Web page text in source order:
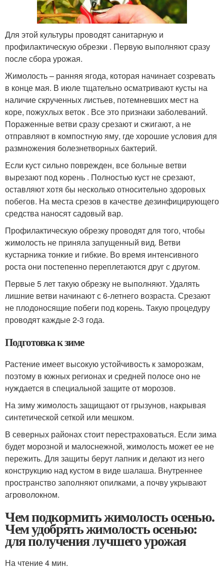
Для этой культуры проводят санитарную и
профилактическую обрезки . Первую выполняют сразу
после сбора урожая.
Жимолость – ранняя ягода, которая начинает созревать
в конце мая. В июле тщательно осматривают кусты на
наличие скрученных листьев, потемневших мест на
коре, пожухлых веток . Все это признаки заболеваний.
Пораженные ветви сразу срезают и сжигают, а не
отправляют в компостную яму, где хорошие условия для
размножения болезнетворных бактерий.
Если куст сильно поврежден, все больные ветви
вырезают под корень . Полностью куст не срезают,
оставляют хотя бы несколько относительно здоровых
побегов. На места срезов в качестве дезинфицирующего
средства наносят садовый вар.
Профилактическую обрезку проводят для того, чтобы
жимолость не приняла запущенный вид. Ветви
кустарника тонкие и гибкие. Во время интенсивного
роста они постепенно переплетаются друг с другом.
Первые 5 лет такую обрезку не выполняют. Удалять
лишние ветви начинают с 6-летнего возраста. Срезают
не плодоносящие побеги под корень. Такую процедуру
проводят каждые 2-3 года.
Подготовка к зиме
Растение имеет высокую устойчивость к заморозкам,
поэтому в южных регионах и средней полосе оно не
нуждается в специальной защите от морозов.
На зиму жимолость защищают от грызунов, накрывая
синтетической сеткой или мешком.
В северных районах стоит перестраховаться. Если зима
будет морозной и малоснежной, жимолость может ее не
пережить. Для защиты берут лапник и делают из него
конструкцию над кустом в виде шалаша. Внутреннее
пространство заполняют опилками, а почву укрывают
агроволокном.
Чем подкормить жимолость осенью.
Чем удобрять жимолость осенью:
для получения лучшего урожая
На чтение 4 мин.